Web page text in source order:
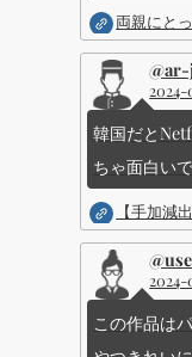
両親にと
韓国だと
ちゃ面白い
【手加減
この作品は